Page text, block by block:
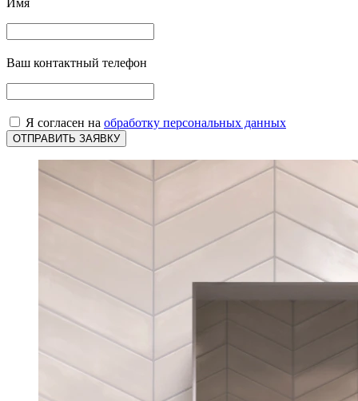
Ваш контактный телефон
Я согласен на обработку персональных данных